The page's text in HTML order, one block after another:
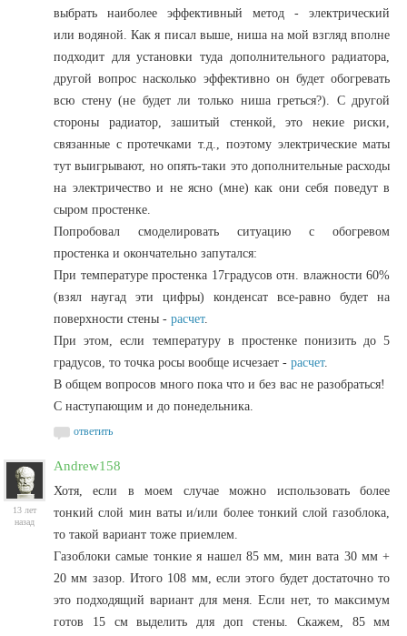
выбрать наиболее эффективный метод - электрический
или водяной. Как я писал выше, ниша на мой взгляд вполне
подходит для установки туда дополнительного радиатора,
другой вопрос насколько эффективно он будет обогревать
всю стену (не будет ли только ниша греться?). С другой
стороны радиатор, зашитый стенкой, это некие риски,
связанные с протечками т.д., поэтому электрические маты
тут выигрывают, но опять-таки это дополнительные расходы
на электричество и не ясно (мне) как они себя поведут в
сыром простенке.
Попробовал смоделировать ситуацию с обогревом
простенка и окончательно запутался:
При температуре простенка 17градусов отн. влажности 60%
(взял наугад эти цифры) конденсат все-равно будет на
поверхности стены - расчет.
При этом, если температуру в простенке понизить до 5
градусов, то точка росы вообще исчезает - расчет.
В общем вопросов много пока что и без вас не разобраться!
С наступающим и до понедельника.
ответить
13 лет
назад
Andrew158
Хотя, если в моем случае можно использовать более
тонкий слой мин ваты и/или более тонкий слой газоблока,
то такой вариант тоже приемлем.
Газоблоки самые тонкие я нашел 85 мм, мин вата 30 мм +
20 мм зазор. Итого 108 мм, если этого будет достаточно то
это подходящий вариант для меня. Если нет, то максимум
готов 15 см выделить для доп стены. Скажем, 85 мм